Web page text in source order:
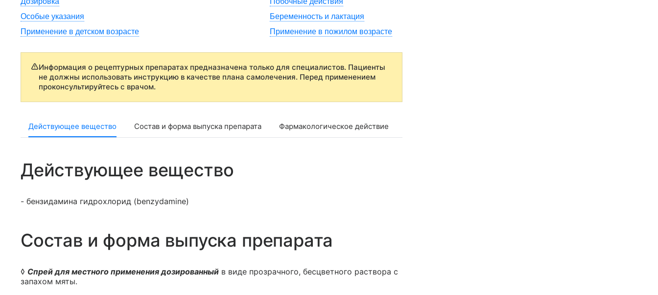
Особые указания
Беременность и лактация
Применение в детском возрасте
Применение в пожилом возрасте
Информация о рецептурных препаратах предназначена только для специалистов. Пациенты
не должны использовать инструкцию в качестве плана самолечения. Перед применением
проконсультируйтесь с врачом.
Действующее вещество Состав и форма выпуска препарата Фармакологическое действие
Действующее вещество
- бензидамина гидрохлорид (benzydamine)
Состав и форма выпуска препарата
◊ Спрей для местного применения дозированный в виде прозрачного, бесцветного раствора с
запахом мяты.